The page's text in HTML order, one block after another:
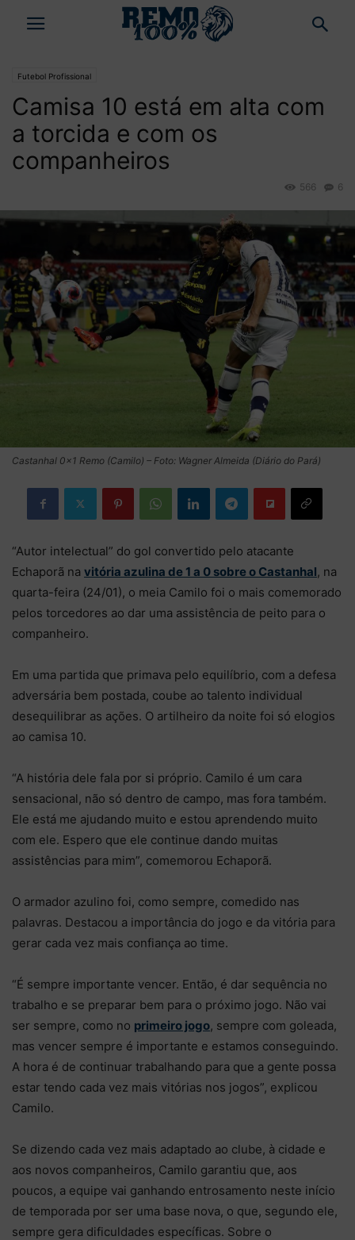
Futebol Profissional
Camisa 10 está em alta com
a torcida e com os
companheiros
6
566
Castanhal 0×1 Remo (Camilo) – Foto: Wagner Almeida (Diário do Pará)
“Autor intelectual” do gol convertido pelo atacante
Echaporã na vitória azulina de 1 a 0 sobre o Castanhal, na
quarta-feira (24/01), o meia Camilo foi o mais comemorado
pelos torcedores ao dar uma assistência de peito para o
companheiro.
Em uma partida que primava pelo equilíbrio, com a defesa
adversária bem postada, coube ao talento individual
desequilibrar as ações. O artilheiro da noite foi só elogios
ao camisa 10.
“A história dele fala por si próprio. Camilo é um cara
sensacional, não só dentro de campo, mas fora também.
Ele está me ajudando muito e estou aprendendo muito
com ele. Espero que ele continue dando muitas
assistências para mim”, comemorou Echaporã.
O armador azulino foi, como sempre, comedido nas
palavras. Destacou a importância do jogo e da vitória para
gerar cada vez mais confiança ao time.
“É sempre importante vencer. Então, é dar sequência no
trabalho e se preparar bem para o próximo jogo. Não vai
ser sempre, como no primeiro jogo, sempre com goleada,
mas vencer sempre é importante e estamos conseguindo.
A hora é de continuar trabalhando para que a gente possa
estar tendo cada vez mais vitórias nos jogos”, explicou
Camilo.
Se dizendo cada vez mais adaptado ao clube, à cidade e
aos novos companheiros, Camilo garantiu que, aos
poucos, a equipe vai ganhando entrosamento neste início
de temporada por ser uma base nova, o que, segundo ele,
sempre gera dificuldades específicas. Sobre o